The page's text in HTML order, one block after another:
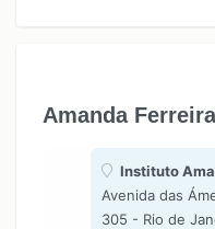
Amanda Ferreira
Instituto
Avenida das
305 - Rio de